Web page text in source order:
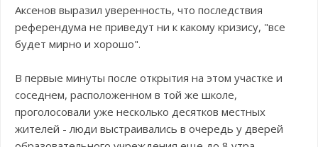
Аксенов выразил уверенность, что последствия
референдума не приведут ни к какому кризису, "все
будет мирно и хорошо".
В первые минуты после открытия на этом участке и
соседнем, расположенном в той же школе,
проголосовали уже несколько десятков местных
жителей - люди выстраивались в очередь у дверей